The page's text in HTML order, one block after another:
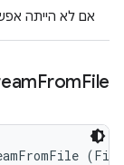
אם לא הייתה
FromFile